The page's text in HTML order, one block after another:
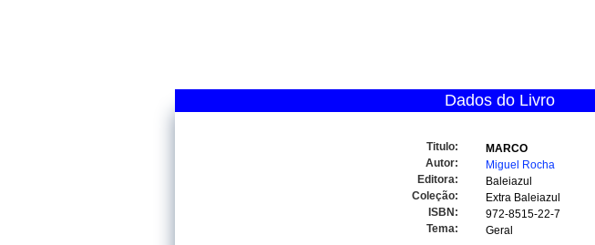
Dados do Livro
Titulo:
MARCO
Autor:
Miguel Rocha
Editora:
Baleiazul
Coleção:
Extra Baleiazul
ISBN:
972-8515-22-7
Tema:
Geral